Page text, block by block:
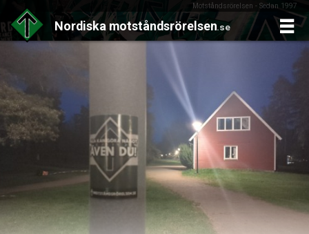
Motståndsrörelsen - Sedan 1997
Nordiska motståndsrörelsen.se
Skip
content